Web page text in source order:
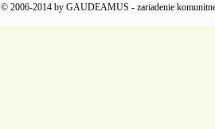
© 2006-2014 by GAUDEAMUS - zariadenie